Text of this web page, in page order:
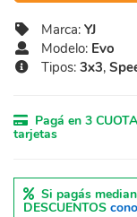
Marca: YJ
Modelo: Evo
Tipos: 3x3,
Pagá en 3
tarjetas
Si pagás
DESCUENTOS